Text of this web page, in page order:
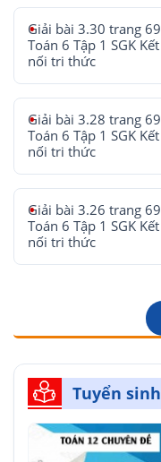
Giải bài 3.30 trang 69
Toán 6 Tập 1 SGK Kết
nối tri thức
Giải bài 3.28 trang 69
Toán 6 Tập 1 SGK Kết
nối tri thức
Giải bài 3.26 trang 69
Toán 6 Tập 1 SGK Kết
nối tri thức
Tuyển sinh